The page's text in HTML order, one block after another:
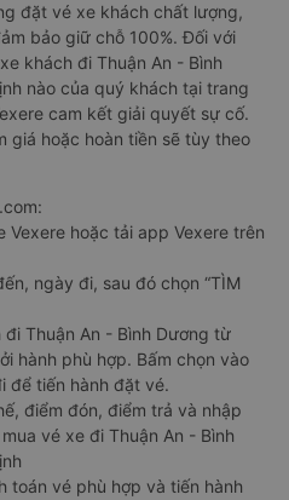
đặt vé xe khách chất lượng,
bảo giữ chỗ 100%. Đối với
khách đi Thuận An - Bình
nào của quý khách tại trang
cam kết giải quyết sự cố.
giá hoặc hoàn tiền sẽ tùy theo
Vexere hoặc tải app Vexere trên
ngày đi, sau đó chọn “TÌM
Thuận An - Bình Dương từ
hành phù hợp. Bấm chọn vào
để tiến hành đặt vé.
điểm đón, điểm trả và nhập
vé xe đi Thuận An - Bình
toán vé phù hợp và tiến hành